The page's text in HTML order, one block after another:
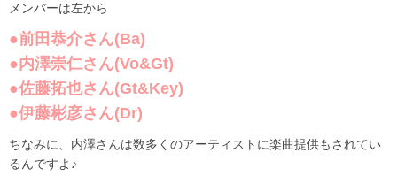
メンバーは左から
●前田恭介さん(Ba)
●内澤崇仁さん(Vo&Gt)
●佐藤拓也さん(Gt&Key)
●伊藤彬彦さん(Dr)
ちなみに、内澤さんは数多くのアーティストに楽曲提供もされてい
るんですよ♪